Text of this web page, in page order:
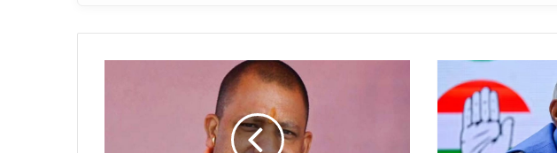
करे
पराली
खरीद,